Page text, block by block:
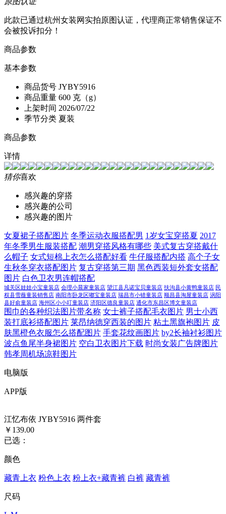
此款已通过杭州女装网实拍原图认证，代理商正常销售保证不
会被投诉扣分！
商品参数
基本参数
商品货号 JYBY5916
商品重量 600 克（g）
上架时间 2026/07/22
季节分类 夏装
商品参数
详情
猜你喜欢
感兴趣的穿搭
感兴趣的公司
感兴趣的图片
女夏裙子搭配图片 冬季运动衣服搭配男 1岁女宝穿搭夏 2017
年冬季男生服装搭配 潮男穿搭风格有哪些 美式复古穿搭戴什
么帽子 女式短棉上衣怎么搭配好看 牛仔服搭配内搭 高个子女
生秋冬穿衣搭配图片 复古穿搭第三期 黑色西装短外套女搭配
图片 白色卫衣男连帽搭配
城关区娃娃小宝童装店 会理小晨家童装店 望江县凡诺宝贝童装店 扶沟县小黄鸭童装店 民
权县雪薇童装销售店 南阳市卧龙区嘟宝童装店 瑞昌市小错童装店 顺昌县淘屋童装店 涡阳
县好俞童装店 海州区小小叮童装店 济阳区德良童装店 通化市东昌区博文童装店
围巾的各种织法图片带名称 女士裤子搭配毛衣图片 男士小西
装打底衫搭配图片 莱昂纳德穿西装的图片 粘土黑旗袍图片 皮
肤黑橙色衣服怎么搭配图片 手套花纹画图片 by2长袖衬衫图片
波点鱼尾半身裙图片 空白卫衣图片下载 时尚女装广告牌图片
韩孝周机场凉鞋图片
电脑版
APP版
江忆布依 JYBY5916 两件套
￥139.00
已选：
颜色
藏青上衣 粉色上衣 粉上衣+藏青裤 白裤 藏青裤
尺码